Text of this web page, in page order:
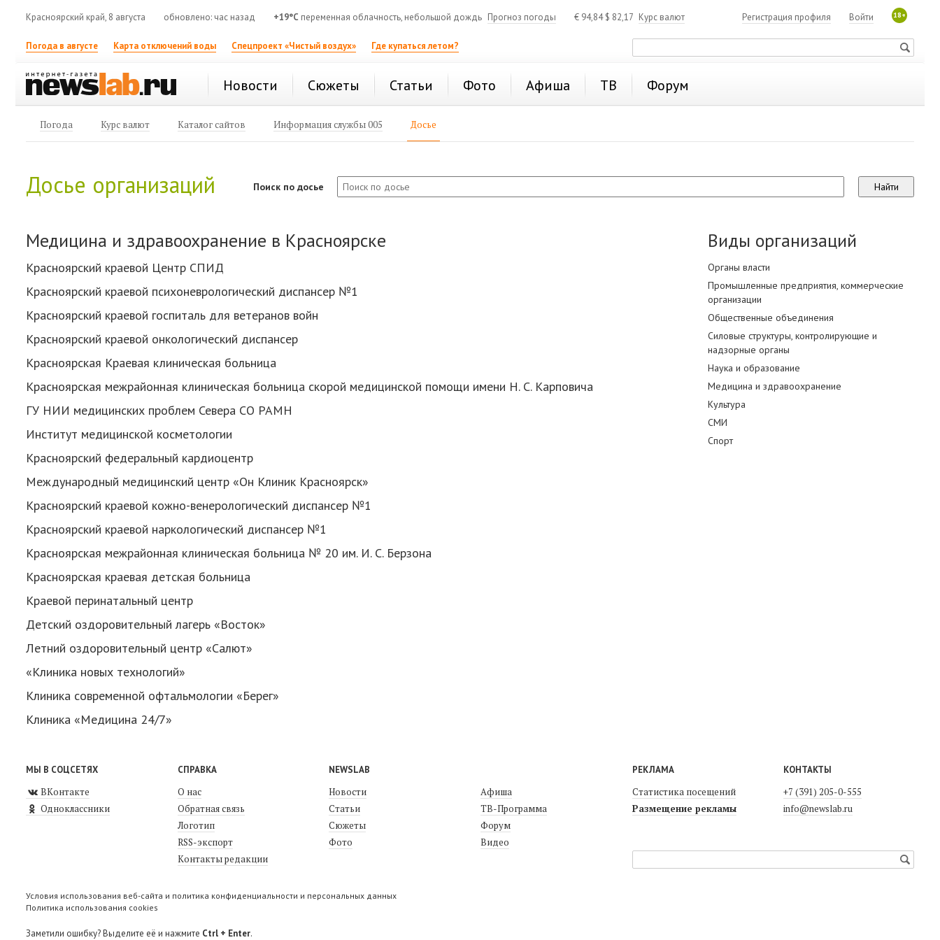
Красноярский край, 8 августа обновлено: час назад +19°C переменная облачность, небольшой дождь Прогноз погоды € 94,84$ 82,17 Курс валют 18+
Войти
Регистрация профиля
Погода в августе Карта отключений воды Спецпроект «Чистый воздух» Где купаться летом?
Новости Сюжеты Статьи Фото Афиша ТВ Форум
Погода Курс валют Каталог сайтов Информация службы 005 Досье
Досье организаций Поиск по досье
Медицина и здравоохранение в Красноярске
Красноярский краевой Центр СПИД
Красноярский краевой психоневрологический диспансер №1
Красноярский краевой госпиталь для ветеранов войн
Красноярский краевой онкологический диспансер
Красноярская Краевая клиническая больница
Красноярская межрайонная клиническая больница скорой медицинской помощи имени Н. С. Карповича
ГУ НИИ медицинских проблем Севера СО РАМН
Институт медицинской косметологии
Красноярский федеральный кардиоцентр
Международный медицинский центр «Он Клиник Красноярск»
Красноярский краевой кожно-венерологический диспансер №1
Красноярский краевой наркологический диспансер №1
Красноярская межрайонная клиническая больница № 20 им. И. С. Берзона
Красноярская краевая детская больница
Краевой перинатальный центр
Детский оздоровительный лагерь «Восток»
Летний оздоровительный центр «Салют»
«Клиника новых технологий»
Клиника современной офтальмологии «Берег»
Клиника «Медицина 24/7»
Виды организаций
Органы власти
Промышленные предприятия, коммерческие
организации
Общественные объединения
Силовые структуры, контролирующие и
надзорные органы
Наука и образование
Медицина и здравоохранение
Культура
СМИ
Спорт
МЫ В СОЦСЕТЯХ
ВКонтакте
Одноклассники
СПРАВКА
О нас
Обратная связь
Логотип
RSS-экспорт
Контакты редакции
NEWSLAB
Новости
Статьи
Сюжеты
Фото
Афиша
ТВ-Программа
Форум
Видео
РЕКЛАМА
Статистика посещений
Размещение рекламы
КОНТАКТЫ
+7 (391) 205-0-555
info@newslab.ru
Условия использования веб-сайта и политика конфиденциальности и персональных данных
Политика использования cookies
Заметили ошибку? Выделите её и нажмите Ctrl + Enter.